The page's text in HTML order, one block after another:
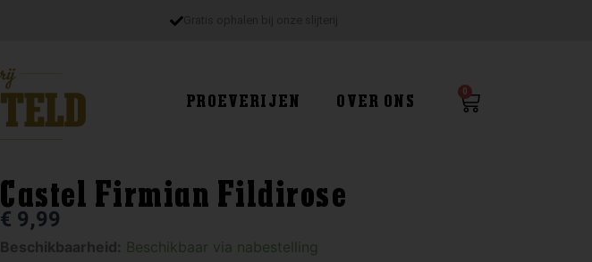
PROEVERIJEN OVER ONS
0
Winkelwagen
Castel Firmian Fildirose
€ 9,99
Beschikbaarheid: Beschikbaar via nabestelling
Castel